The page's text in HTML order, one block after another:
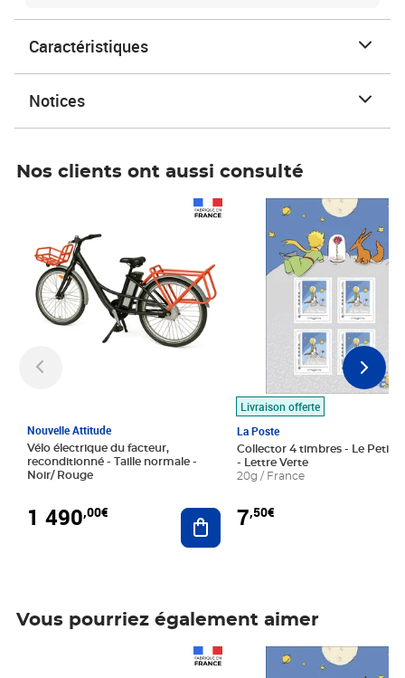
Caractéristiques
Notices
Nos clients ont aussi consulté
Nouvelle Attitude
Vélo électrique du facteur,
reconditionné - Taille normale -
Noir/ Rouge
1 490,00€ Ajouter au panier
Livraison offerte
La Poste
Collector 4 timbres - Le Petit
- Lettre Verte
20g / France
7,50€
Prix 7,50€
Vous pourriez également aimer
Prix 7,50€